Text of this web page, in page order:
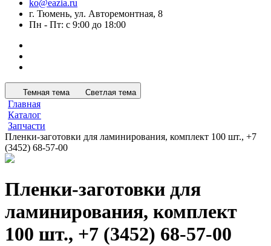
ko@eazia.ru
г. Тюмень, ул. Авторемонтная, 8
Пн - Пт: с 9:00 до 18:00
Темная тема Светлая тема
Главная
Каталог
Запчасти
Пленки-заготовки для ламинирования, комплект 100 шт., +7
(3452) 68-57-00
Пленки-заготовки для
ламинирования, комплект
100 шт., +7 (3452) 68-57-00